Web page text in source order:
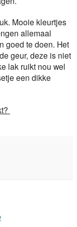
Mooie kleurtjes
allemaal
goed te doen. Het
geur, deze is niet
lak ruikt nou wel
een dikke